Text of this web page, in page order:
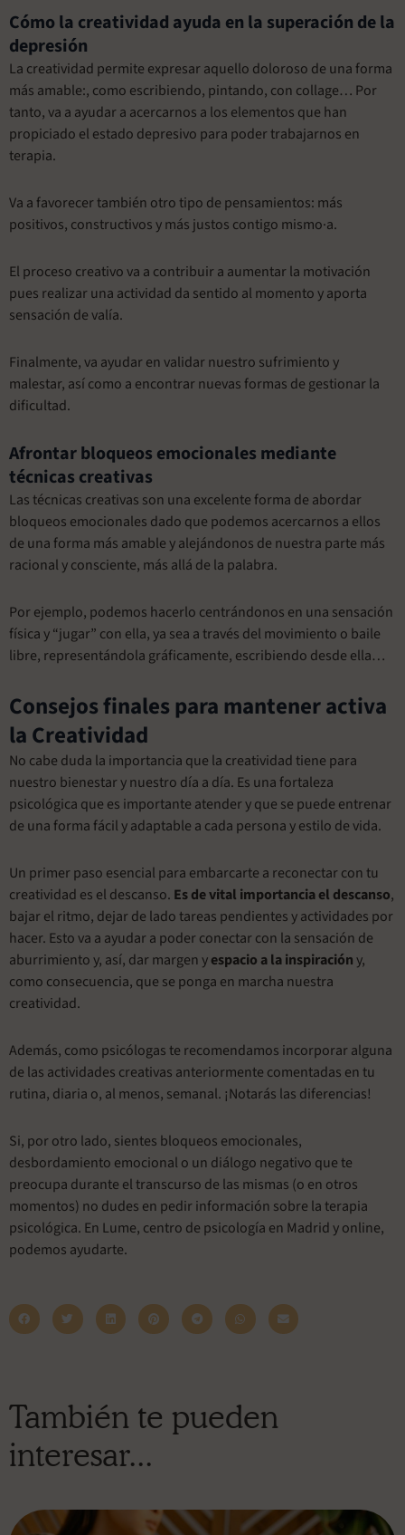
Cómo la creatividad ayuda en la superación de la
depresión
La creatividad permite expresar aquello doloroso de una forma
más amable:, como escribiendo, pintando, con collage… Por
tanto, va a ayudar a acercarnos a los elementos que han
propiciado el estado depresivo para poder trabajarnos en
terapia.
Va a favorecer también otro tipo de pensamientos: más
positivos, constructivos y más justos contigo mismo·a.
El proceso creativo va a contribuir a aumentar la motivación
pues realizar una actividad da sentido al momento y aporta
sensación de valía.
Finalmente, va ayudar en validar nuestro sufrimiento y
malestar, así como a encontrar nuevas formas de gestionar la
dificultad.
Afrontar bloqueos emocionales mediante
técnicas creativas
Las técnicas creativas son una excelente forma de abordar
bloqueos emocionales dado que podemos acercarnos a ellos
de una forma más amable y alejándonos de nuestra parte más
racional y consciente, más allá de la palabra.
Por ejemplo, podemos hacerlo centrándonos en una sensación
física y “jugar” con ella, ya sea a través del movimiento o baile
libre, representándola gráficamente, escribiendo desde ella…
Consejos finales para mantener activa
la Creatividad
No cabe duda la importancia que la creatividad tiene para
nuestro bienestar y nuestro día a día. Es una fortaleza
psicológica que es importante atender y que se puede entrenar
de una forma fácil y adaptable a cada persona y estilo de vida.
Un primer paso esencial para embarcarte a reconectar con tu
creatividad es el descanso. Es de vital importancia el descanso,
bajar el ritmo, dejar de lado tareas pendientes y actividades por
hacer. Esto va a ayudar a poder conectar con la sensación de
aburrimiento y, así, dar margen yespacio a la inspiracióny,
como consecuencia, que se ponga en marcha nuestra
creatividad.
Además, como psicólogas te recomendamos incorporar alguna
de las actividades creativas anteriormente comentadas en tu
rutina, diaria o, al menos, semanal. ¡Notarás las diferencias!
Si, por otro lado, sientes bloqueos emocionales,
desbordamiento emocional o un diálogo negativo que te
preocupa durante el transcurso de las mismas (o en otros
momentos) no dudes en pedir información sobre la terapia
psicológica. En Lume, centro de psicología en Madrid y online,
podemos ayudarte.
También te pueden
interesar...